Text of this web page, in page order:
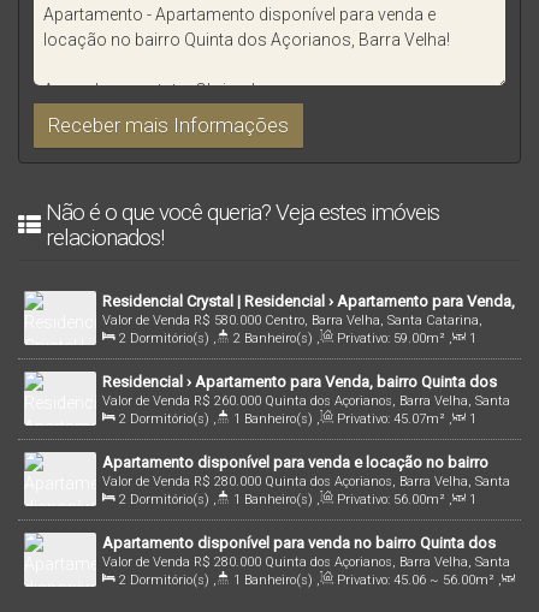
Não é o que você queria? Veja estes imóveis
relacionados!
Residencial Crystal | Residencial › Apartamento para Venda,
bairro Centro, em Barra Velha/SC | Cód.: 461
R$ 580.000
Valor de Venda
Centro, Barra Velha, Santa Catarina,
Brasil
2 Dormitório(s) , 2 Banheiro(s) , Privativo: 59.00m² ,
1
Sala(s) , 1 Suíte(s) , Total: 59.00m² , 1 Vaga(s) ,
151m
Distância do Mar , Útil: 59.00 m²
Residencial › Apartamento para Venda, bairro Quinta dos
Açorianos, em Barra Velha/SC | Cód.: 1737
R$ 260.000
Valor de Venda
Quinta dos Açorianos, Barra Velha, Santa
Catarina, Brasil
2 Dormitório(s) , 1 Banheiro(s) , Privativo: 45.07m² ,
1
Sala(s) , 1 Vaga(s) , 3100mDistância do Mar , Útil: 45.07m²
Apartamento disponível para venda e locação no bairro
Quinta dos Açorianos, Barra Velha!
R$ 280.000
Valor de Venda
Quinta dos Açorianos, Barra Velha, Santa
Catarina, Brasil
2 Dormitório(s) , 1 Banheiro(s) , Privativo: 56.00m² ,
1
Sala(s) , 1 Vaga(s) , 3000mDistância do Mar , Útil: 56.00m²
Apartamento disponível para venda no bairro Quinta dos
Açorianos, Barra Velha!
R$ 280.000
Valor de Venda
Quinta dos Açorianos, Barra Velha, Santa
Catarina, Brasil
2 Dormitório(s) , 1 Banheiro(s) , Privativo: 45.06 ~ 56.00m² ,